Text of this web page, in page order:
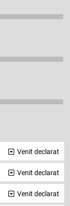
Venit declarat
Venit declarat
Venit declarat